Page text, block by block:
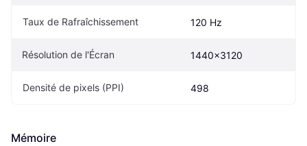
Taux de Rafraîchissement 120 Hz
Résolution de l'Écran 1440x3120
Densité de pixels (PPI) 498
Mémoire